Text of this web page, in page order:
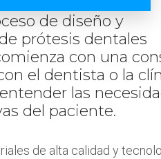
de diseño y
prótesis dentales
con una
el dentista o la
las
del paciente.
de alta calidad y